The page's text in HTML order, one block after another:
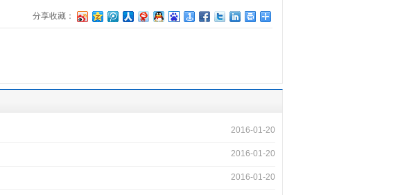
分享收藏：
2016-01-20
2016-01-20
2016-01-20